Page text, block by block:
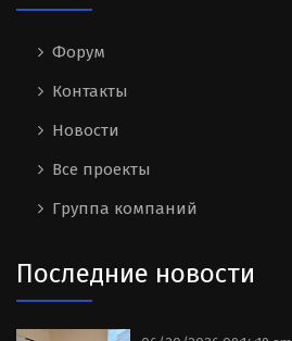
Форум
Контакты
Новости
Все проекты
Группа компаний
Последние новости